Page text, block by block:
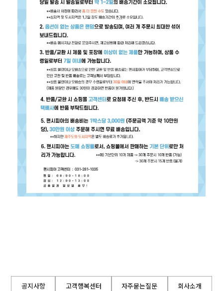
공지사항 고객행복센터 자주묻는질문 회사소개